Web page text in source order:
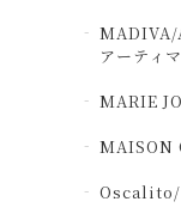
アーティ
MARIE
MAISON
Oscalito/